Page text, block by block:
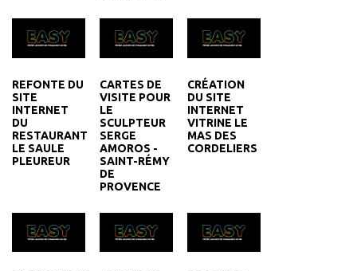
REFONTE DU
SITE
INTERNET
DU
RESTAURANT
LE SAULE
PLEUREUR
CARTES DE
VISITE POUR
LE
SCULPTEUR
SERGE
AMOROS -
SAINT-RÉMY
DE
PROVENCE
CRÉATION
DU SITE
INTERNET
VITRINE LE
MAS DES
CORDELIERS